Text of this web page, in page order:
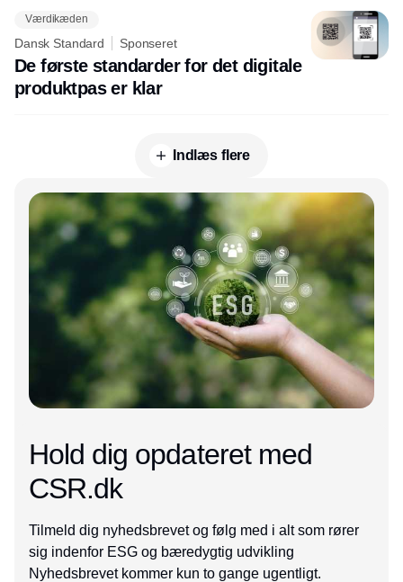
Værdikæden
Dansk Standard Sponseret
De første standarder for det digitale
produktpas er klar
Indlæs flere
Annonce
Hold dig opdateret med
CSR.dk
Tilmeld dig nyhedsbrevet og følg med i alt som rører
sig indenfor ESG og bæredygtig udvikling
Nyhedsbrevet kommer kun to gange ugentligt.